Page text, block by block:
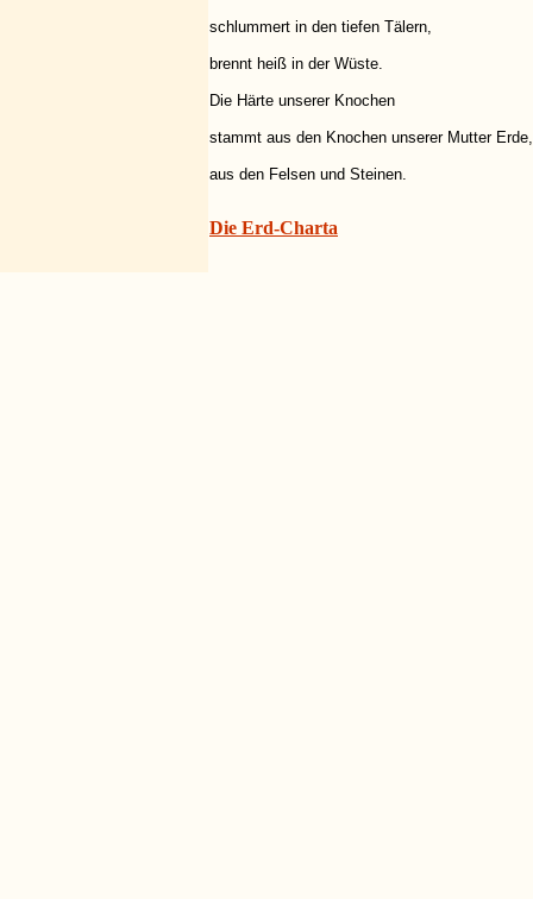
schlummert in den tiefen Tälern,
brennt heiß in der Wüste.
Die Härte unserer Knochen
stammt aus den Knochen unserer Mutter Erde,
aus den Felsen und Steinen.
Die Erd-Charta